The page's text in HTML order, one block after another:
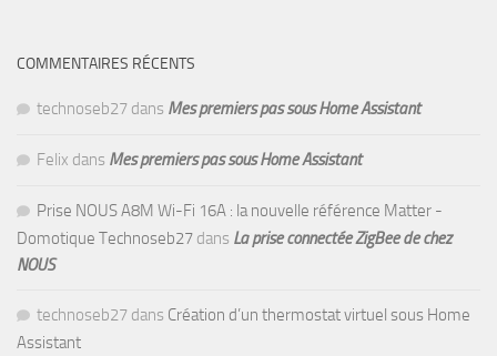
COMMENTAIRES RÉCENTS
technoseb27 dans Mes premiers pas sous Home Assistant
Felix dans Mes premiers pas sous Home Assistant
Prise NOUS A8M Wi-Fi 16A : la nouvelle référence Matter -
Domotique Technoseb27 dans La prise connectée ZigBee de chez
NOUS
technoseb27 dans Création d’un thermostat virtuel sous Home
Assistant